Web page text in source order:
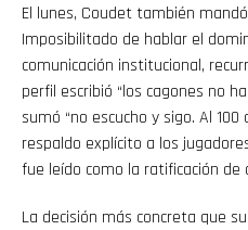
El lunes, Coudet también
Imposibilitado de hablar el
comunicación institucional,
perfil escribió “los cagones no
sumó “no escucho y sigo. Al 100
respaldo explícito a los
fue leído como la ratificación de
La decisión más concreta que